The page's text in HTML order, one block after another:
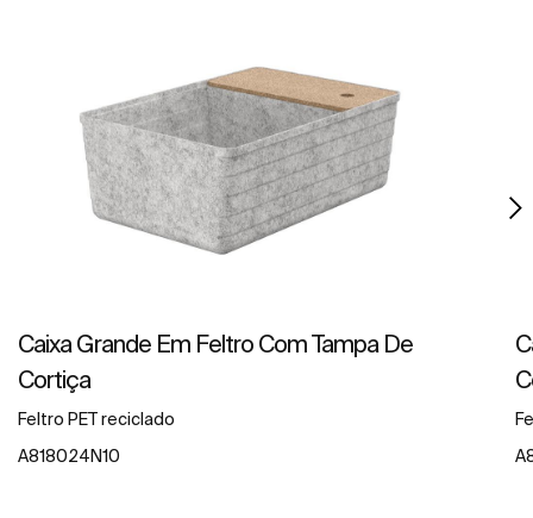
Caixa Grande Em Feltro Com Tampa De
Cortiça
Feltro PET reciclado
A818024N10